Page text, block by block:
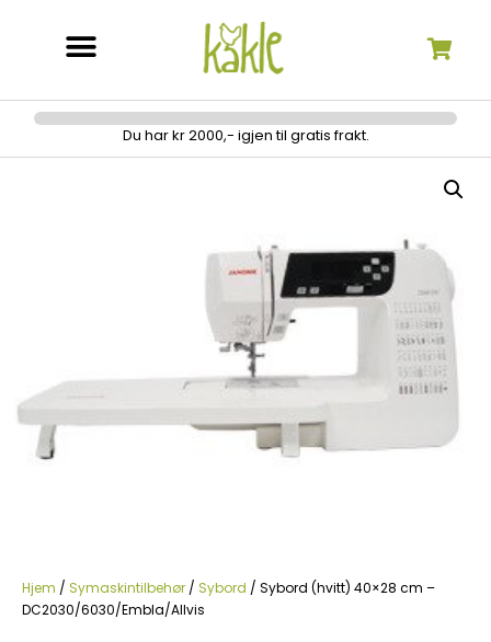
Du har kr 2000,- igjen til gratis frakt.
Hjem / Symaskintilbehør / Sybord / Sybord (hvitt) 40×28 cm –
DC2030/6030/Embla/Allvis